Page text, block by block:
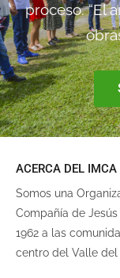
proceso. “El
ACERCA DEL IMCA
Somos una
Compañía de
1962 a las
centro del Valle del